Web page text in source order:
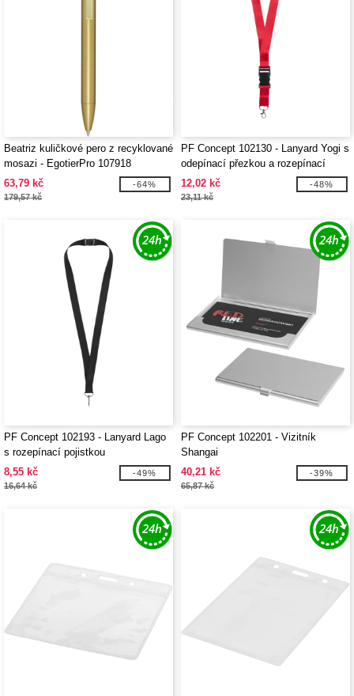
Beatriz kuličkové pero z recyklované
mosazi - EgotierPro 107918
63,79 kč
179,57 kč
-64%
PF Concept 102130 - Lanyard Yogi s
odepínací přezkou a rozepínací
pojistkou
12,02 kč
23,11 kč
-48%
PF Concept 102193 - Lanyard Lago
s rozepínací pojistkou
8,55 kč
16,64 kč
-49%
PF Concept 102201 - Vizitník
Shangai
40,21 kč
65,87 kč
-39%